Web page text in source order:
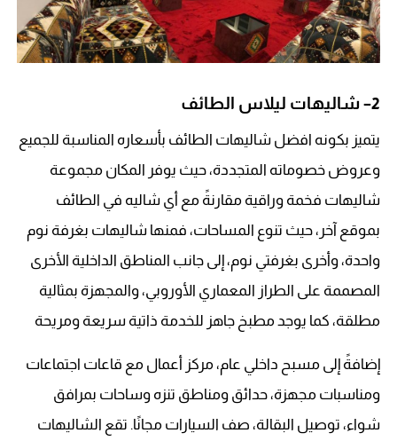
2– شاليهات ليلاس الطائف
يتميز بكونه افضل شاليهات الطائف بأسعاره المناسبة للجميع
وعروض خصوماته المتجددة، حيث يوفر المكان مجموعة
شاليهات فخمة وراقية مقارنةً مع أي شاليه في الطائف
بموقع آخر، حيث تنوع المساحات، فمنها شاليهات بغرفة نوم
واحدة، وأخرى بغرفتي نوم، إلى جانب المناطق الداخلية الأخرى
المصممة على الطراز المعماري الأوروبي، والمجهزة بمثالية
مطلقة، كما يوجد مطبخ جاهز للخدمة ذاتية سريعة ومريحة
إضافةً إلى مسبح داخلي عام، مركز أعمال مع قاعات اجتماعات
ومناسبات مجهزة، حدائق ومناطق تنزه وساحات بمرافق
شواء، توصيل البقالة، صف السيارات مجانًا. تقع الشاليهات